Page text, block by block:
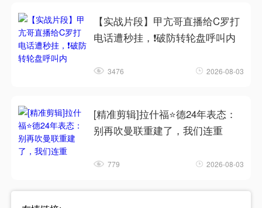
【实战片段】甲亢哥直播给C罗打
电话遭秒挂，❗破防转轮盘呼叫内
3476 2026-08-03
[精准剪辑]拉什福⭐德24年表态：
别再吹曼联重建了，我们连重
779 2026-08-03